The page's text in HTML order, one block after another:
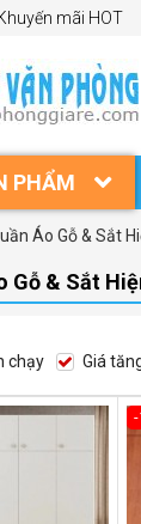
mãi HOT
PHẨM
Áo Gỗ & Sắt
Gỗ & Sắt
chạy Giá
-